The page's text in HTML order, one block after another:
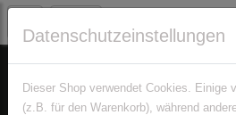
% Sonderangebote % Abverkauf
Datenschutzeinstellungen
Dieser Shop verwendet Cookies. Einige
(z.B. für den Warenkorb), während